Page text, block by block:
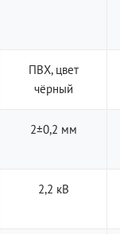
ПВХ, цвет
чёрный
2±0,2 мм
2,2 кВ